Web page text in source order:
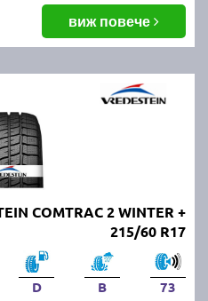
виж повече
COMTRAC 2 WINTER +
215/60 R17
D B 73